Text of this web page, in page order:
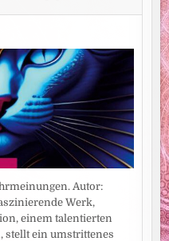
Autor:
Werk,
einem talentierten
stellt ein umstrittenes